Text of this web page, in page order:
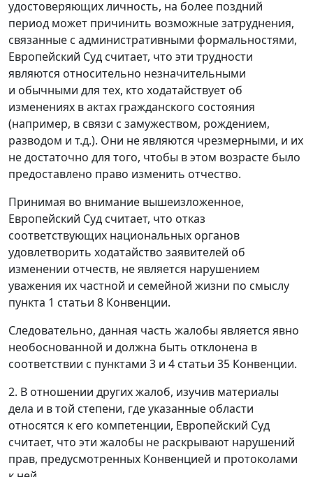
удостоверяющих личность, на более поздний
период может причинить возможные затруднения,
связанные с административными формальностями,
Европейский Суд считает, что эти трудности
являются относительно незначительными
и обычными для тех, кто ходатайствует об
изменениях в актах гражданского состояния
(например, в связи с замужеством, рождением,
разводом и т.д.). Они не являются чрезмерными, и их
не достаточно для того, чтобы в этом возрасте было
предоставлено право изменить отчество.
Принимая во внимание вышеизложенное,
Европейский Суд считает, что отказ
соответствующих национальных органов
удовлетворить ходатайство заявителей об
изменении отчеств, не является нарушением
уважения их частной и семейной жизни по смыслу
пункта 1 статьи 8 Конвенции.
Следовательно, данная часть жалобы является явно
необоснованной и должна быть отклонена в
соответствии с пунктами 3 и 4 статьи 35 Конвенции.
2. В отношении других жалоб, изучив материалы
дела и в той степени, где указанные области
относятся к его компетенции, Европейский Суд
считает, что эти жалобы не раскрывают нарушений
прав, предусмотренных Конвенцией и протоколами